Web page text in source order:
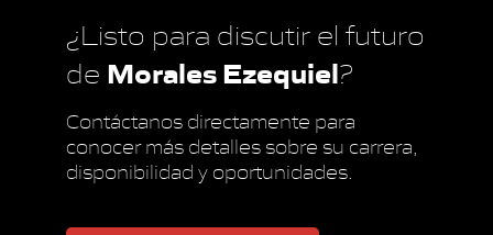
¿Listo para discutir el futuro
de Morales Ezequiel?
Contáctanos directamente para
conocer más detalles sobre su carrera,
disponibilidad y oportunidades.